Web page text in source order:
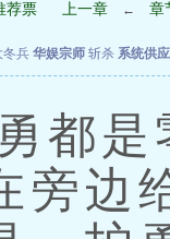
荐票 上一章 ← 章
冬兵 华娱宗师 斩杀 系统供
都是
旁边